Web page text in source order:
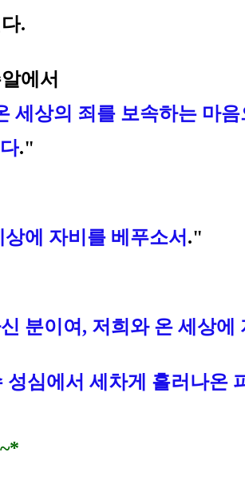
.
에서
세상의 죄를 보속하는 마
."
에 자비를 베푸소서 ."
분이여, 저희와 온 세상에
심에서 세차게 흘러나온